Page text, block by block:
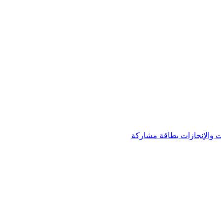
والإنجازات بطاقة مشاركة